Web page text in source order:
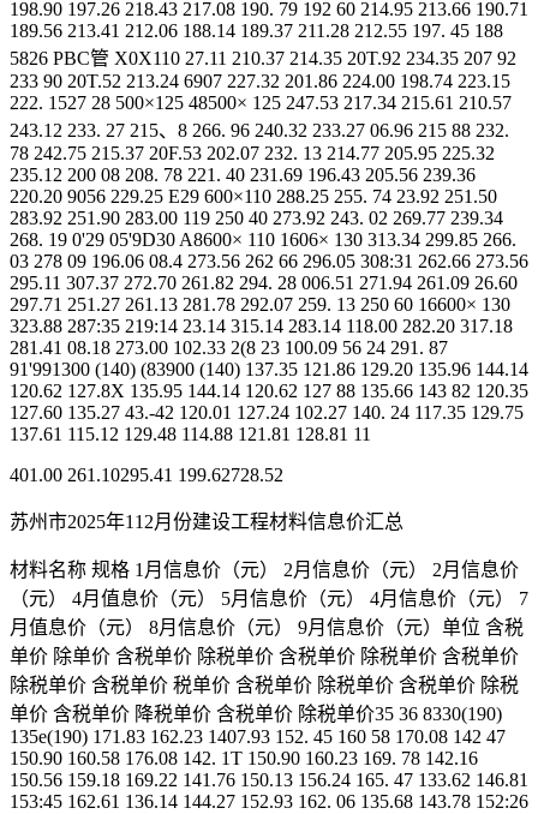
198.90 197.26 218.43 217.08 190. 79 192 60 214.95 213.66 190.71
189.56 213.41 212.06 188.14 189.37 211.28 212.55 197. 45 188
5826 PBC管 X0X110 27.11 210.37 214.35 20T.92 234.35 207 92
233 90 20T.52 213.24 6907 227.32 201.86 224.00 198.74 223.15
222. 1527 28 500×125 48500× 125 247.53 217.34 215.61 210.57
243.12 233. 27 215、8 266. 96 240.32 233.27 06.96 215 88 232.
78 242.75 215.37 20F.53 202.07 232. 13 214.77 205.95 225.32
235.12 200 08 208. 78 221. 40 231.69 196.43 205.56 239.36
220.20 9056 229.25 E29 600×110 288.25 255. 74 23.92 251.50
283.92 251.90 283.00 119 250 40 273.92 243. 02 269.77 239.34
268. 19 0'29 05'9D30 A8600× 110 1606× 130 313.34 299.85 266.
03 278 09 196.06 08.4 273.56 262 66 296.05 308:31 262.66 273.56
295.11 307.37 272.70 261.82 294. 28 006.51 271.94 261.09 26.60
297.71 251.27 261.13 281.78 292.07 259. 13 250 60 16600× 130
323.88 287:35 219:14 23.14 315.14 283.14 118.00 282.20 317.18
281.41 08.18 273.00 102.33 2(8 23 100.09 56 24 291. 87
91'991300 (140) (83900 (140) 137.35 121.86 129.20 135.96 144.14
120.62 127.8X 135.95 144.14 120.62 127 88 135.66 143 82 120.35
127.60 135.27 43.-42 120.01 127.24 102.27 140. 24 117.35 129.75
137.61 115.12 129.48 114.88 121.81 128.81 11
401.00 261.10295.41 199.62728.52
苏州市2025年112月份建设工程材料信息价汇总
材料名称 规格 1月信息价（元） 2月信息价（元） 2月信息价
（元） 4月值息价（元） 5月信息价（元） 4月信息价（元） 7
月值息价（元） 8月信息价（元） 9月信息价（元）单位 含税
单价 除单价 含税单价 除税单价 含税单价 除税单价 含税单价
除税单价 含税单价 税单价 含税单价 除税单价 含税单价 除税
单价 含税单价 降税单价 含税单价 除税单价35 36 8330(190)
135e(190) 171.83 162.23 1407.93 152. 45 160 58 170.08 142 47
150.90 160.58 176.08 142. 1T 150.90 160.23 169. 78 142.16
150.56 159.18 169.22 141.76 150.13 156.24 165. 47 133.62 146.81
153:45 162.61 136.14 144.27 152.93 162. 06 135.68 143.78 152:26